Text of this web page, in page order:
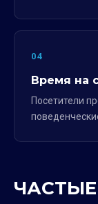
04
Время на
Посетители